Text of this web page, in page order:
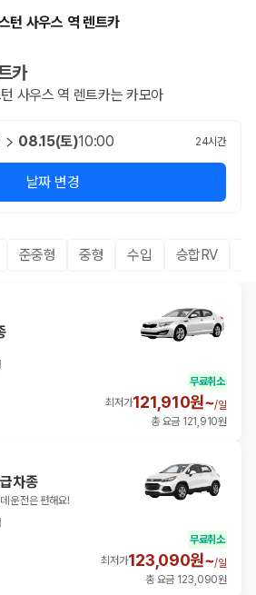
턴 사우스 역 렌트카
카
사우스 역 렌트카는 카모아
08.15(토)10:00 24시간
날짜 변경
준중형 중형 수입 승합RV
무료취소
최저가121,910원~/일
총 요금 121,910원
차종
운전은 편해요!
무료취소
최저가123,090원~/일
총 요금 123,090원